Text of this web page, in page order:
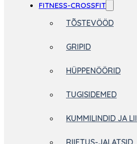
FITNESS-CROSSFIT
TÕSTEVÖÖD
GRIPID
HÜPPENÖÖRID
TUGISIDEMED
KUMMILINDID JA
RIIETUS-JALATSID